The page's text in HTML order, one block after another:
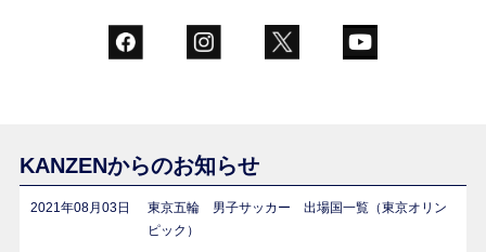
KANZENからのお知らせ
2021年08月03日
東京五輪 男子サッカー 出場国一覧（東京オリン
ピック）